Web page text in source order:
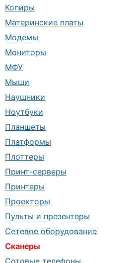
Копиры
Материнские платы
Модемы
Мониторы
МФУ
Мыши
Наушники
Ноутбуки
Планшеты
Платформы
Плоттеры
Принт-серверы
Принтеры
Проекторы
Пульты и презентеры
Сетевое оборудование
Сканеры
Сотовые телефоны